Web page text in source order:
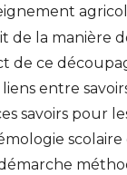
de la manière
de ce
entre
savoirs pour